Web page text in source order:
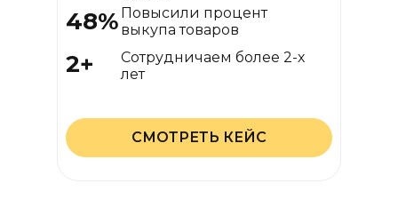
Сотрудничаем более 2-х
лет
СМОТРЕТЬ КЕЙС
Повысили процент
выкупа товаров
48%
Сотрудничаем более 2-х
лет
2+